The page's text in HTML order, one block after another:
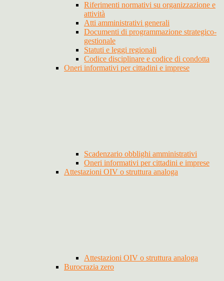
Riferimenti normativi su organizzazione e
attività
Atti amministrativi generali
Documenti di programmazione strategico-
gestionale
Statuti e leggi regionali
Codice disciplinare e codice di condotta
Oneri informativi per cittadini e imprese
Scadenzario obblighi amministrativi
Oneri informativi per cittadini e imprese
Attestazioni OIV o struttura analoga
Attestazioni OIV o struttura analoga
Burocrazia zero